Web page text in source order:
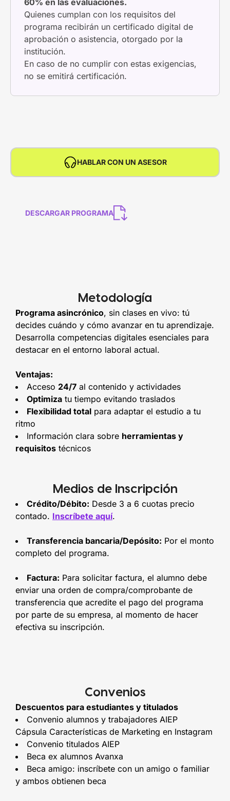
Quienes cumplan con los requisitos del
programa recibirán un certificado digital de
aprobación o asistencia, otorgado por la
institución.
En caso de no cumplir con estas exigencias,
no se emitirá certificación.
HABLAR CON UN ASESOR
DESCARGAR PROGRAMA
Metodología
Programa asincrónico, sin clases en vivo: tú
decides cuándo y cómo avanzar en tu aprendizaje.
Desarrolla competencias digitales esenciales para
destacar en el entorno laboral actual.
Ventajas:
Acceso 24/7 al contenido y actividades
Optimiza tu tiempo evitando traslados
Flexibilidad total para adaptar el estudio a tu
ritmo
Información clara sobre herramientas y
requisitos técnicos
Medios de Inscripción
Crédito/Débito: Desde 3 a 6 cuotas precio
contado. Inscríbete aquí.
Transferencia bancaria/Depósito: Por el monto
completo del programa.
Factura: Para solicitar factura, el alumno debe
enviar una orden de compra/comprobante de
transferencia que acredite el pago del programa
por parte de su empresa, al momento de hacer
efectiva su inscripción.
Convenios
Descuentos para estudiantes y titulados
Convenio alumnos y trabajadores AIEP
Cápsula Características de Marketing en Instagram
Convenio titulados AIEP
Beca ex alumnos Avanxa
Beca amigo: inscríbete con un amigo o familiar
y ambos obtienen beca